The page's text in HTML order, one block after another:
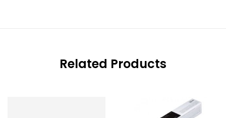
Related Products